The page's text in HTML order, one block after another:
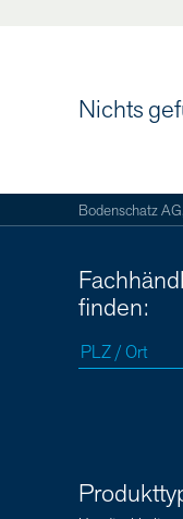
Nichts
Bodenschatz
finden: